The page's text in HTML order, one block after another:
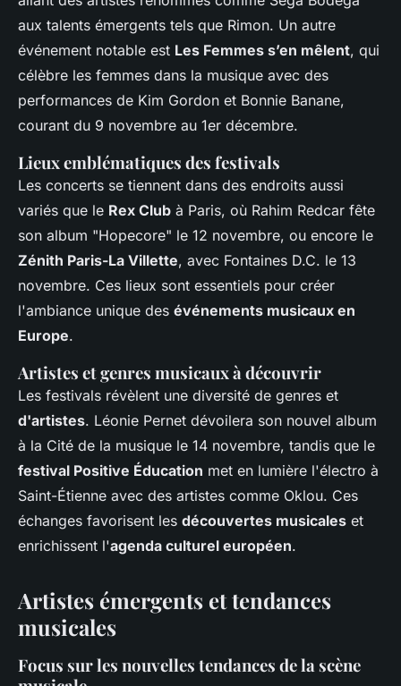
aux talents émergents tels que Rimon. Un autre
événement notable est Les Femmes s’en mêlent, qui
célèbre les femmes dans la musique avec des
performances de Kim Gordon et Bonnie Banane,
courant du 9 novembre au 1er décembre.
Lieux emblématiques des festivals
Les concerts se tiennent dans des endroits aussi
variés que le Rex Club à Paris, où Rahim Redcar fête
son album "Hopecore" le 12 novembre, ou encore le
Zénith Paris-La Villette, avec Fontaines D.C. le 13
novembre. Ces lieux sont essentiels pour créer
l'ambiance unique des événements musicaux en
Europe.
Artistes et genres musicaux à découvrir
Les festivals révèlent une diversité de genres et
d'artistes. Léonie Pernet dévoilera son nouvel album
à la Cité de la musique le 14 novembre, tandis que le
festival Positive Éducation met en lumière l'électro à
Saint-Étienne avec des artistes comme Oklou. Ces
échanges favorisent les découvertes musicales et
enrichissent l'agenda culturel européen.
Artistes émergents et tendances
musicales
Focus sur les nouvelles tendances de la scène